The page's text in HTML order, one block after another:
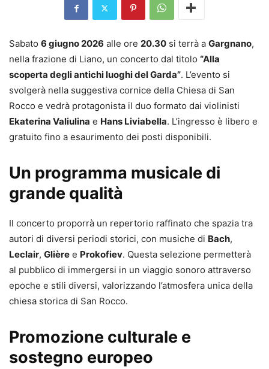
Sabato 6 giugno 2026 alle ore 20.30 si terrà a Gargnano,
nella frazione di Liano, un concerto dal titolo “Alla
scoperta degli antichi luoghi del Garda”. L’evento si
svolgerà nella suggestiva cornice della Chiesa di San
Rocco e vedrà protagonista il duo formato dai violinisti
Ekaterina Valiulina e Hans Liviabella. L’ingresso è libero e
gratuito fino a esaurimento dei posti disponibili.
Un programma musicale di
grande qualità
Il concerto proporrà un repertorio raffinato che spazia tra
autori di diversi periodi storici, con musiche di Bach,
Leclair, Glière e Prokofiev. Questa selezione permetterà
al pubblico di immergersi in un viaggio sonoro attraverso
epoche e stili diversi, valorizzando l’atmosfera unica della
chiesa storica di San Rocco.
Promozione culturale e
sostegno europeo